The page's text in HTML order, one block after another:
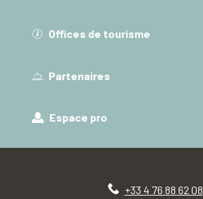
Offices de tourisme
Partenaires
Espace pro
+33 4 76 88 62 08